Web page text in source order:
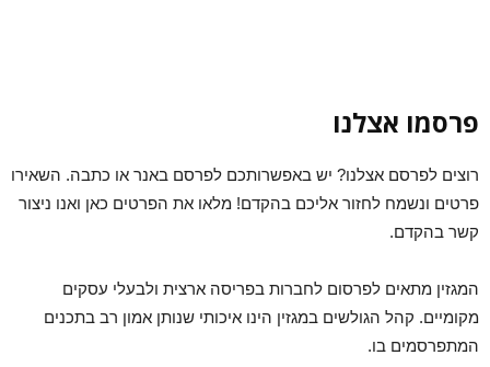
פרסמו אצלנו
רוצים לפרסם אצלנו? יש באפשרותכם לפרסם באנר או כתבה. השאירו
פרטים ונשמח לחזור אליכם בהקדם! מלאו את הפרטים כאן ואנו ניצור
קשר בהקדם.
המגזין מתאים לפרסום לחברות בפריסה ארצית ולבעלי עסקים
מקומיים. קהל הגולשים במגזין הינו איכותי שנותן אמון רב בתכנים
המתפרסמים בו.